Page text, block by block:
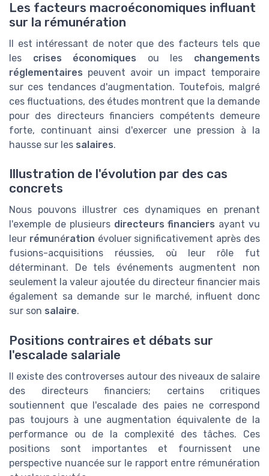
Les facteurs macroéconomiques influant
sur la rémunération
Il est intéressant de noter que des facteurs tels que
les crises économiques ou les changements
réglementaires peuvent avoir un impact temporaire
sur ces tendances d'augmentation. Toutefois, malgré
ces fluctuations, des études montrent que la demande
pour des directeurs financiers compétents demeure
forte, continuant ainsi d'exercer une pression à la
hausse sur les salaires.
Illustration de l'évolution par des cas
concrets
Nous pouvons illustrer ces dynamiques en prenant
l'exemple de plusieurs directeurs financiers ayant vu
leur rémunération évoluer significativement après des
fusions-acquisitions réussies, où leur rôle fut
déterminant. De tels événements augmentent non
seulement la valeur ajoutée du directeur financier mais
également sa demande sur le marché, influent donc
sur son salaire.
Positions contraires et débats sur
l'escalade salariale
Il existe des controverses autour des niveaux de salaire
des directeurs financiers; certains critiques
soutiennent que l'escalade des paies ne correspond
pas toujours à une augmentation équivalente de la
performance ou de la complexité des tâches. Ces
positions sont importantes et fournissent une
perspective nuancée sur le rapport entre rémunération